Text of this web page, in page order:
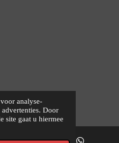
analyse-
Door
site gaat u hiermee